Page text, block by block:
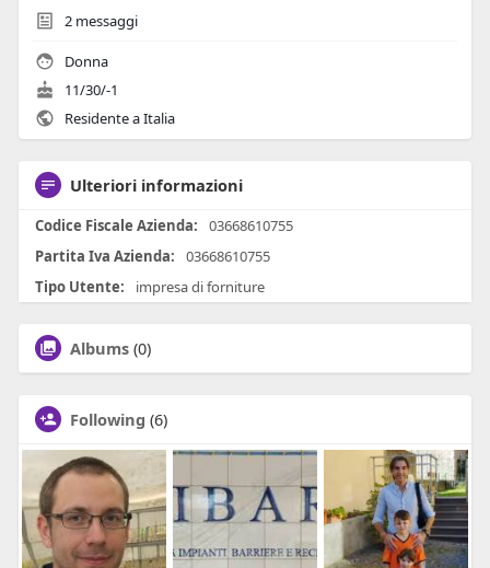
2messaggi
Donna
11/30/-1
Residente a Italia
Ulteriori informazioni
Codice Fiscale Azienda:
03668610755
Partita Iva Azienda:
03668610755
Tipo Utente:
impresa di forniture
Albums (0)
Following (6)